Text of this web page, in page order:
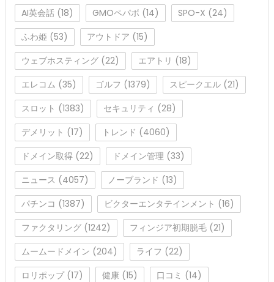
AI英会話(18) GMOペパボ (14) SPO-X (24)
ふわ姫 (53) アウトドア (15)
ウェブホスティング(22) エアトリ (18)
エレコム (35) ゴルフ (1379) スピークエル(21)
スロット (1383) セキュリティ (28)
デメリット (17) トレンド (4060)
ドメイン取得(22) ドメイン管理 (33)
ニュース (4057) ノーブランド (13)
パチンコ (1387) ビクターエンタテインメント (16)
ファクタリング(1242) フィンジア初期脱毛(21)
ムームードメイン (204) ライフ (22)
ロリポップ(17) 健康(15) 口コミ (14)